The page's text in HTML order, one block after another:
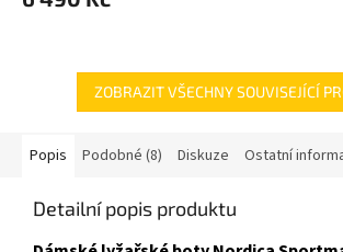
ZOBRAZIT VŠECHNY SOUVISEJÍCÍ
Popis Podobné (8) Diskuze Ostatní
Detailní popis produktu